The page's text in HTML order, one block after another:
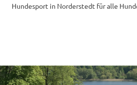
Hundesport in Norderstedt für alle